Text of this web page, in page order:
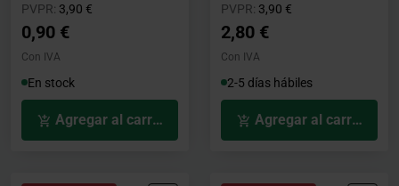
PVPR: Precio rebajado desde
3,90 €
0,90 €
Con IVA
En stock
Agregar al carrito
PVPR: Precio rebajado desde
3,90 €
2,80 €
Con IVA
2-5 días hábiles
Agregar al carrito